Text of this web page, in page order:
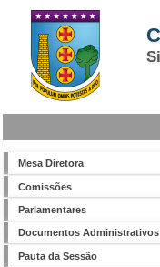
Mesa Diretora
Comissões
Parlamentares
Documentos Administrativos
Pauta da Sessão